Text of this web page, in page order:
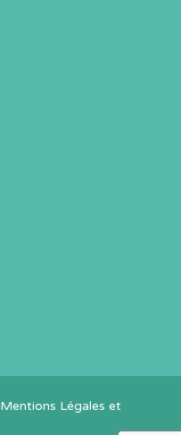
Mentions Légales et